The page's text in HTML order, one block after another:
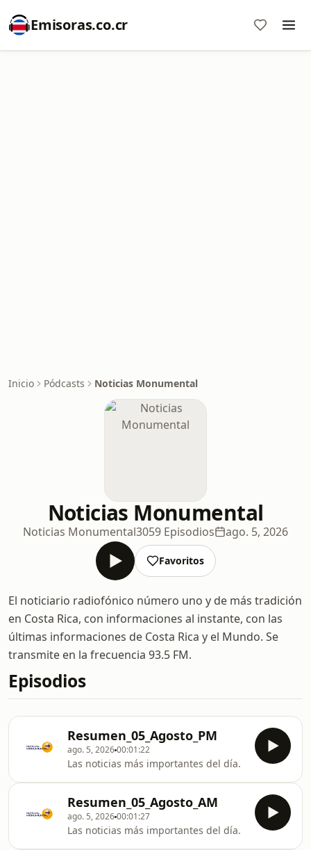
Emisoras.co.cr
Inicio Pódcasts Noticias Monumental
Noticias Monumental
Noticias Monumental3059 Episodios ago. 5, 2026
Favoritos
El noticiario radiofónico número uno y de más tradición
en Costa Rica, con informaciones al instante, con las
últimas informaciones de Costa Rica y el Mundo. Se
transmite en la frecuencia 93.5 FM.
Episodios
Resumen_05_Agosto_PM
ago. 5, 202600:01:22
Las noticias más importantes del día.
Resumen_05_Agosto_AM
ago. 5, 202600:01:27
Las noticias más importantes del día.